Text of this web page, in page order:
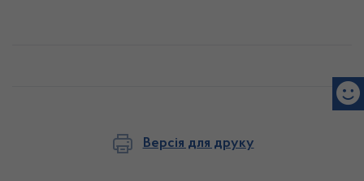
Версія для друку